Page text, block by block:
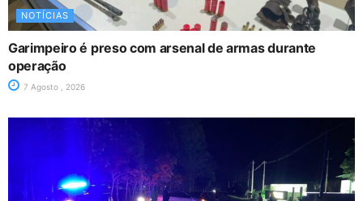
NOTÍCIAS
Garimpeiro é preso com arsenal de armas durante
operação
7 Agosto , 2026